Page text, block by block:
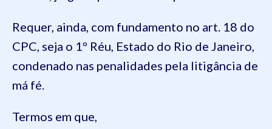
Requer, ainda, com fundamento no art. 18 do
CPC, seja o 1º Réu, Estado do Rio de Janeiro,
condenado nas penalidades pela litigância de
má fé.
Termos em que,